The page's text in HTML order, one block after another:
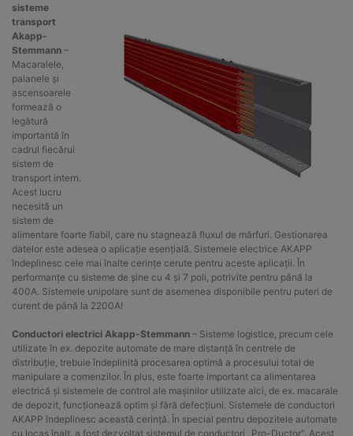
sisteme
transport
Akapp-
Stemmann –
Macaralele,
palanele și
ascensoarele
formează o
legătură
importantă în
cadrul fiecărui
sistem de
transport intern.
Acest lucru
necesită un
sistem de
alimentare foarte fiabil, care nu stagnează fluxul de mărfuri. Gestionarea
datelor este adesea o aplicație esențială. Sistemele electrice AKAPP
îndeplinesc cele mai înalte cerințe cerute pentru aceste aplicații. În
performanțe cu sisteme de șine cu 4 și 7 poli, potrivite pentru până la
400A. Sistemele unipolare sunt de asemenea disponibile pentru puteri de
curent de până la 2200A!
Conductori electrici Akapp-Stemmann – Sisteme logistice, precum cele
utilizate în ex. depozite automate de mare distanță în centrele de
distribuție, trebuie îndeplinită procesarea optimă a procesului total de
manipulare a comenzilor. În plus, este foarte important ca alimentarea
electrică și sistemele de control ale mașinilor utilizate aici, de ex. macarale
de depozit, funcționează optim și fără defecțiuni. Sistemele de conductori
AKAPP îndeplinesc această cerință. În special pentru depozitele automate
cu locaș înalt, a fost dezvoltat sistemul de conductori „Pro-Ductor”. Acest